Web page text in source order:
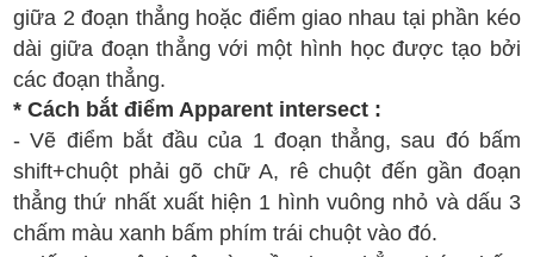
giữa 2đoạn thẳng hoặc điểm giao nhau tại phần kéo
dài giữa đoạn thẳng với một hình họcđược tạo bởi
cácđoạn thẳng.
* Cách bắtđiểm Apparent intersect :
- Vẽ điểm bắtđầu của 1 đoạn thẳng, sau đó bấm
shift+chuột phải gõ chữA, rê chuột đến gần đoạn
thẳng thứ nhất xuất hiện 1 hình vuông nhỏ và dấu 3
chấm màu xanh bấm phím trái chuột vàođó.